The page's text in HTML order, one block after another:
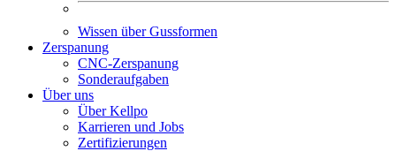
Wissen über Gussformen
Zerspanung
CNC-Zerspanung
Sonderaufgaben
Über uns
Über Kellpo
Karrieren und Jobs
Zertifizierungen